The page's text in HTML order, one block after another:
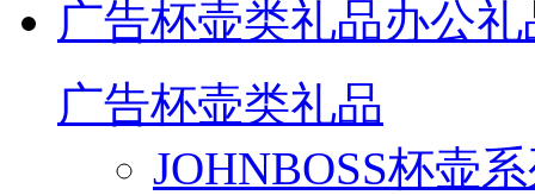
广告杯壶类礼品办公礼
广告杯壶类礼品
JOHNBOSS杯壶